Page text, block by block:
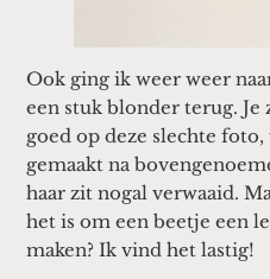
Ook ging ik weer weer
een stuk blonder terug.
goed op deze slechte foto,
gemaakt na
haar zit nogal verwaaid.
het is om een beetje een
maken? Ik vind het lastig!